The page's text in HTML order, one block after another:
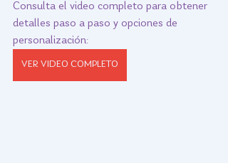
Consulta el video completo para obtener
detalles paso a paso y opciones de
personalización:
VER VIDEO COMPLETO